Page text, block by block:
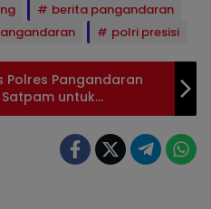
berita pangandaran
polri presisi
Pangandaran
untuk
dan Sinergitas